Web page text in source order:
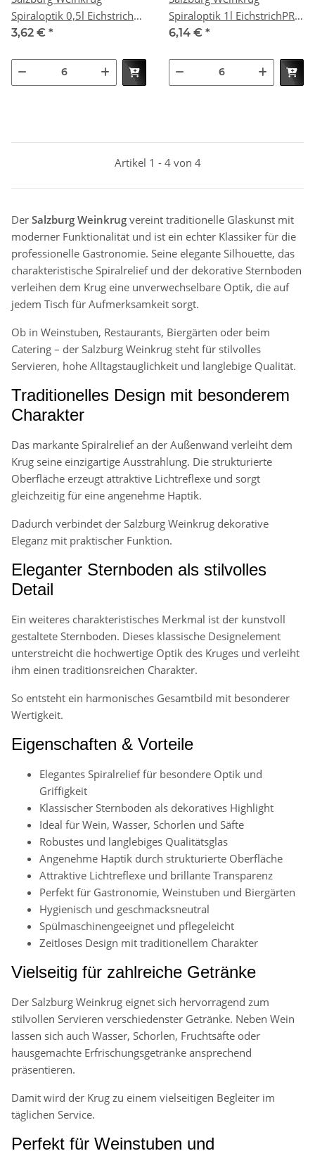
Spiraloptik 0,5l EichstrichPR
(VPE 6 St.)
3,62 € *
Spiraloptik 1l EichstrichPR
(VPE 6 St.)
6,14 € *
Artikel 1 - 4 von 4
Der Salzburg Weinkrug vereint traditionelle Glaskunst mit
moderner Funktionalität und ist ein echter Klassiker für die
professionelle Gastronomie. Seine elegante Silhouette, das
charakteristische Spiralrelief und der dekorative Sternboden
verleihen dem Krug eine unverwechselbare Optik, die auf
jedem Tisch für Aufmerksamkeit sorgt.
Ob in Weinstuben, Restaurants, Biergärten oder beim
Catering – der Salzburg Weinkrug steht für stilvolles
Servieren, hohe Alltagstauglichkeit und langlebige Qualität.
Traditionelles Design mit besonderem
Charakter
Das markante Spiralrelief an der Außenwand verleiht dem
Krug seine einzigartige Ausstrahlung. Die strukturierte
Oberfläche erzeugt attraktive Lichtreflexe und sorgt
gleichzeitig für eine angenehme Haptik.
Dadurch verbindet der Salzburg Weinkrug dekorative
Eleganz mit praktischer Funktion.
Eleganter Sternboden als stilvolles
Detail
Ein weiteres charakteristisches Merkmal ist der kunstvoll
gestaltete Sternboden. Dieses klassische Designelement
unterstreicht die hochwertige Optik des Kruges und verleiht
ihm einen traditionsreichen Charakter.
So entsteht ein harmonisches Gesamtbild mit besonderer
Wertigkeit.
Eigenschaften & Vorteile
Elegantes Spiralrelief für besondere Optik und
Griffigkeit
Klassischer Sternboden als dekoratives Highlight
Ideal für Wein, Wasser, Schorlen und Säfte
Robustes und langlebiges Qualitätsglas
Angenehme Haptik durch strukturierte Oberfläche
Attraktive Lichtreflexe und brillante Transparenz
Perfekt für Gastronomie, Weinstuben und Biergärten
Hygienisch und geschmacksneutral
Spülmaschinengeeignet und pflegeleicht
Zeitloses Design mit traditionellem Charakter
Vielseitig für zahlreiche Getränke
Der Salzburg Weinkrug eignet sich hervorragend zum
stilvollen Servieren verschiedenster Getränke. Neben Wein
lassen sich auch Wasser, Schorlen, Fruchtsäfte oder
hausgemachte Erfrischungsgetränke ansprechend
präsentieren.
Damit wird der Krug zu einem vielseitigen Begleiter im
täglichen Service.
Perfekt für Weinstuben und